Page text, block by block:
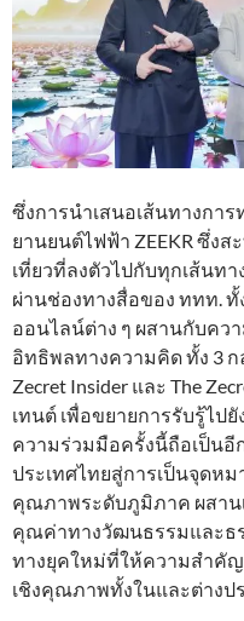
ซึ่งการนำเสนอเส้นทางกา
ยานยนต์ไฟฟ้า ZEEKR ซึ่ง
เที่ยวที่ลงตัวไปกับทุกเส้นท
ผ่านช่องทางสื่อของ ททท.
ออนไลน์ต่าง ๆ ผสานกับคว
อิทธิพลทางความคิด ทั้ง 3 กลุ่
Zecret Insider และ The
เทนต์ เพื่อขยายการรับรู้ไป
ความร่วมมือครั้งนี้ถือเป็นอี
ประเทศไทยสู่การเป็นจุดห
คุณภาพระดับภูมิภาค ผสาน
คุณค่าทางวัฒนธรรมและธ
ทางยุคใหม่ที่ให้ความสำคั
เชิงคุณภาพทั้งในและต่างป